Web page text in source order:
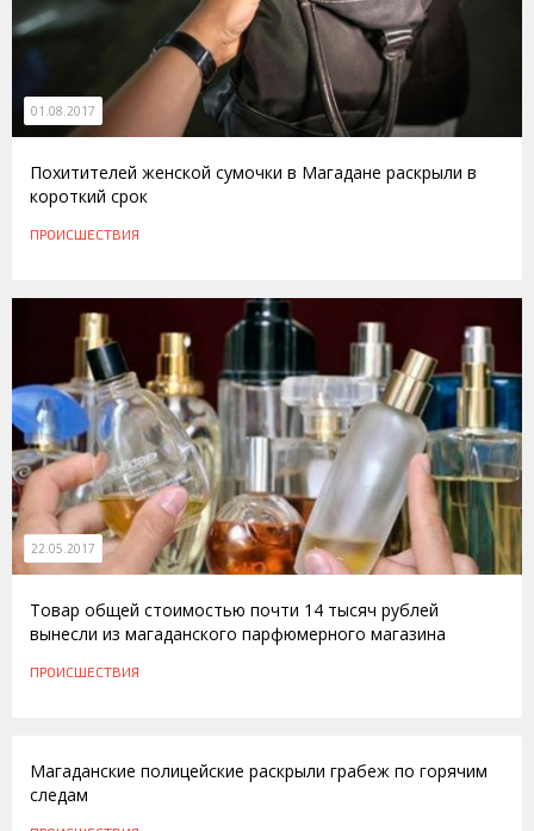
01.08.2017
Похитителей женской сумочки в Магадане раскрыли в
короткий срок
ПРОИСШЕСТВИЯ
22.05.2017
Товар общей стоимостью почти 14 тысяч рублей
вынесли из магаданского парфюмерного магазина
ПРОИСШЕСТВИЯ
Магаданские полицейские раскрыли грабеж по горячим
следам